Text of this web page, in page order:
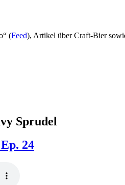
(Feed), Artikel über Craft-Bier
Sprudel
24